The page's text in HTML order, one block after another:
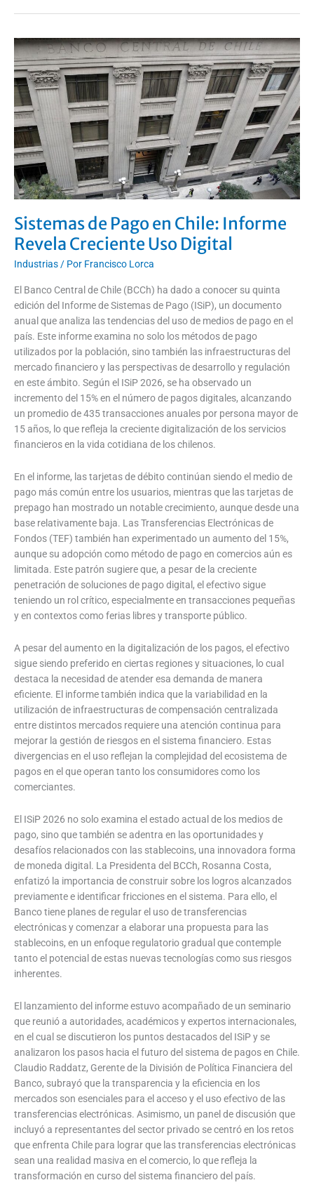
Sistemas de Pago en Chile: Informe
Revela Creciente Uso Digital
Industrias / Por Francisco Lorca
El Banco Central de Chile (BCCh) ha dado a conocer su quinta
edición del Informe de Sistemas de Pago (ISiP), un documento
anual que analiza las tendencias del uso de medios de pago en el
país. Este informe examina no solo los métodos de pago
utilizados por la población, sino también las infraestructuras del
mercado financiero y las perspectivas de desarrollo y regulación
en este ámbito. Según el ISiP 2026, se ha observado un
incremento del 15% en el número de pagos digitales, alcanzando
un promedio de 435 transacciones anuales por persona mayor de
15 años, lo que refleja la creciente digitalización de los servicios
financieros en la vida cotidiana de los chilenos.
En el informe, las tarjetas de débito continúan siendo el medio de
pago más común entre los usuarios, mientras que las tarjetas de
prepago han mostrado un notable crecimiento, aunque desde una
base relativamente baja. Las Transferencias Electrónicas de
Fondos (TEF) también han experimentado un aumento del 15%,
aunque su adopción como método de pago en comercios aún es
limitada. Este patrón sugiere que, a pesar de la creciente
penetración de soluciones de pago digital, el efectivo sigue
teniendo un rol crítico, especialmente en transacciones pequeñas
y en contextos como ferias libres y transporte público.
A pesar del aumento en la digitalización de los pagos, el efectivo
sigue siendo preferido en ciertas regiones y situaciones, lo cual
destaca la necesidad de atender esa demanda de manera
eficiente. El informe también indica que la variabilidad en la
utilización de infraestructuras de compensación centralizada
entre distintos mercados requiere una atención continua para
mejorar la gestión de riesgos en el sistema financiero. Estas
divergencias en el uso reflejan la complejidad del ecosistema de
pagos en el que operan tanto los consumidores como los
comerciantes.
El ISiP 2026 no solo examina el estado actual de los medios de
pago, sino que también se adentra en las oportunidades y
desafíos relacionados con las stablecoins, una innovadora forma
de moneda digital. La Presidenta del BCCh, Rosanna Costa,
enfatizó la importancia de construir sobre los logros alcanzados
previamente e identificar fricciones en el sistema. Para ello, el
Banco tiene planes de regular el uso de transferencias
electrónicas y comenzar a elaborar una propuesta para las
stablecoins, en un enfoque regulatorio gradual que contemple
tanto el potencial de estas nuevas tecnologías como sus riesgos
inherentes.
El lanzamiento del informe estuvo acompañado de un seminario
que reunió a autoridades, académicos y expertos internacionales,
en el cual se discutieron los puntos destacados del ISiP y se
analizaron los pasos hacia el futuro del sistema de pagos en Chile.
Claudio Raddatz, Gerente de la División de Política Financiera del
Banco, subrayó que la transparencia y la eficiencia en los
mercados son esenciales para el acceso y el uso efectivo de las
transferencias electrónicas. Asimismo, un panel de discusión que
incluyó a representantes del sector privado se centró en los retos
que enfrenta Chile para lograr que las transferencias electrónicas
sean una realidad masiva en el comercio, lo que refleja la
transformación en curso del sistema financiero del país.
Sistemas
de
Pago
en
Chile:
Informe
Revela
Creciente
Uso
Digital